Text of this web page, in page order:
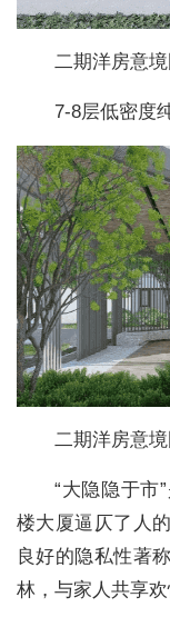
二期洋房意
7-8层低密度
二期洋房意
“大隐隐于市
楼大厦逼仄了人
良好的隐私性著
林，与家人共享欢